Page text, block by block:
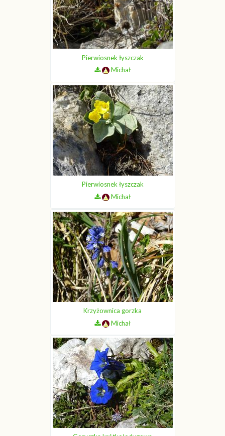
Pierwiosnek łyszczak
Michał
Pierwiosnek łyszczak
Michał
Krzyżownica gorzka
Michał